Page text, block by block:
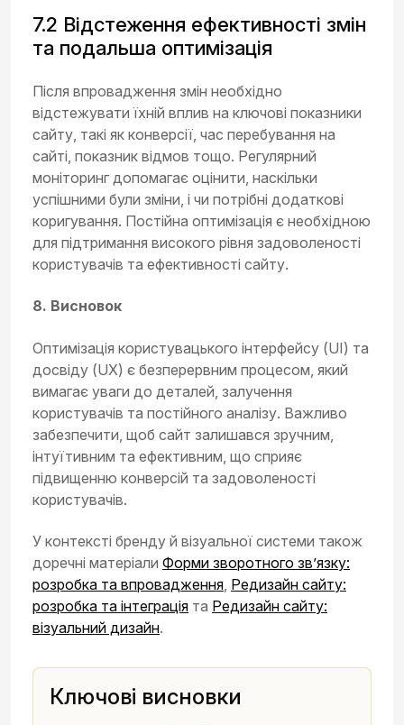
7.2 Відстеження ефективності змін
та подальша оптимізація
Після впровадження змін необхідно
відстежувати їхній вплив на ключові показники
сайту, такі як конверсії, час перебування на
сайті, показник відмов тощо. Регулярний
моніторинг допомагає оцінити, наскільки
успішними були зміни, і чи потрібні додаткові
коригування. Постійна оптимізація є необхідною
для підтримання високого рівня задоволеності
користувачів та ефективності сайту.
8. Висновок
Оптимізація користувацького інтерфейсу (UI) та
досвіду (UX) є безперервним процесом, який
вимагає уваги до деталей, залучення
користувачів та постійного аналізу. Важливо
забезпечити, щоб сайт залишався зручним,
інтуїтивним та ефективним, що сприяє
підвищенню конверсій та задоволеності
користувачів.
У контексті бренду й візуальної системи також
доречні матеріали Форми зворотного зв’язку:
розробка та впровадження, Редизайн сайту:
розробка та інтеграція та Редизайн сайту:
візуальний дизайн.
Ключові висновки